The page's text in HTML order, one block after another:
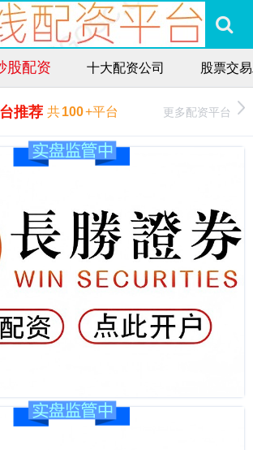
股配资 十大配资公司 股票交
推荐 共100+平台 更多配资平台